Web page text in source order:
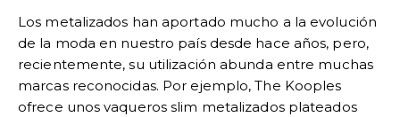
Los metalizados han aportado mucho a la evolución
de la moda en nuestro paísdesde hace años, pero,
recientemente, su utilización abunda entre muchas
marcas reconocidas. Por ejemplo, The Kooples
ofrece unos vaqueros slim metalizados plateados